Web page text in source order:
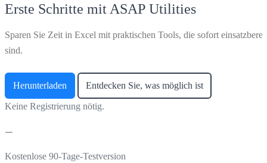
Erste Schritte mit ASAP Utilities
Sparen Sie Zeit in Excel mit praktischen Tools, die sofort einsatzbereit
sind.
Herunterladen Entdecken Sie, was möglich ist
Keine Registrierung nötig.
Kostenlose 90-Tage-Testversion